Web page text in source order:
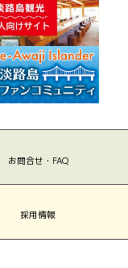
お問合せ・FAQ
採用情報